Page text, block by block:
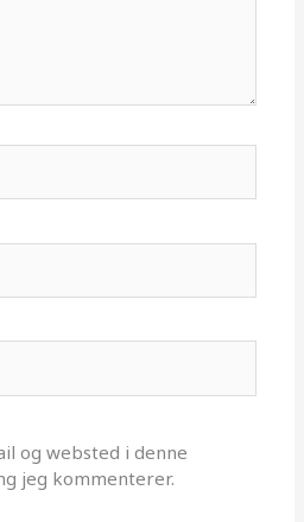
og websted i denne
jeg kommenterer.